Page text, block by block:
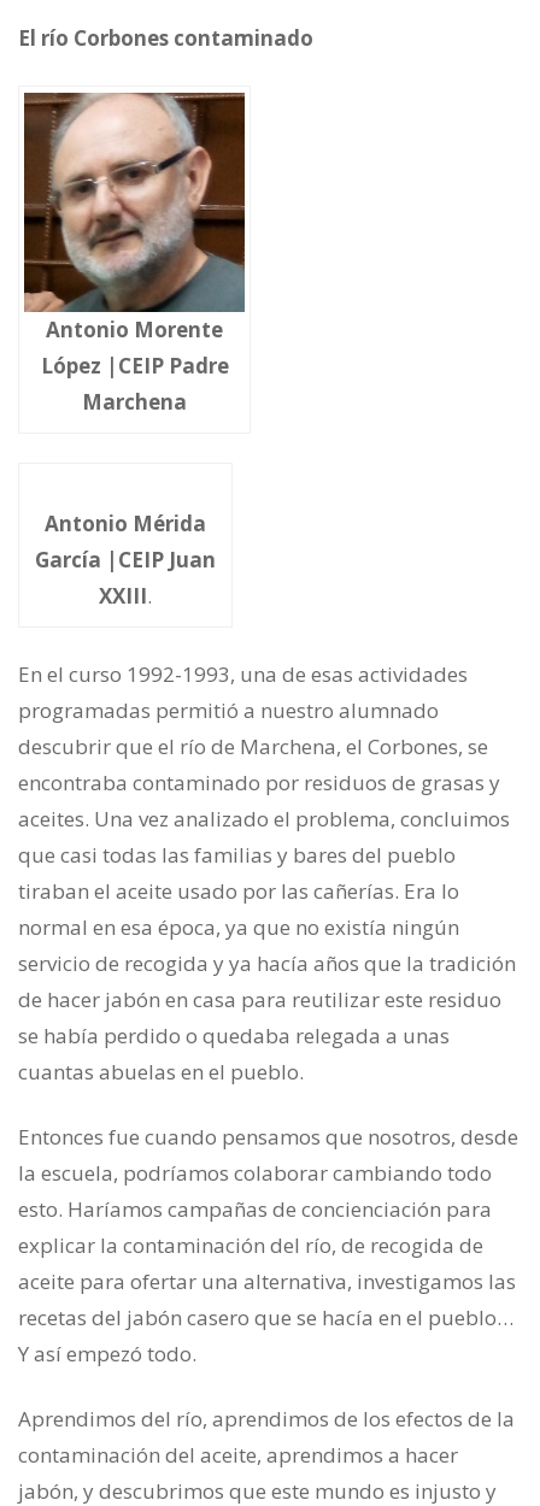
El río Corbones contaminado
Antonio Morente
López |CEIP Padre
Marchena
Antonio Mérida
García |CEIP Juan
XXIII.
En el curso 1992-1993, una de esas actividades
programadas permitió a nuestro alumnado
descubrir que el río de Marchena, el Corbones, se
encontraba contaminado por residuos de grasas y
aceites. Una vez analizado el problema, concluimos
que casi todas las familias y bares del pueblo
tiraban el aceite usado por las cañerías. Era lo
normal en esa época, ya que no existía ningún
servicio de recogida y ya hacía años que la tradición
de hacer jabón en casa para reutilizar este residuo
se había perdido o quedaba relegada a unas
cuantas abuelas en el pueblo.
Entonces fue cuando pensamos que nosotros, desde
la escuela, podríamos colaborar cambiando todo
esto. Haríamos campañas de concienciación para
explicar la contaminación del río, de recogida de
aceite para ofertar una alternativa, investigamos las
recetas del jabón casero que se hacía en el pueblo…
Y así empezó todo.
Aprendimos del río, aprendimos de los efectos de la
contaminación del aceite, aprendimos a hacer
jabón, y descubrimos que este mundo es injusto y